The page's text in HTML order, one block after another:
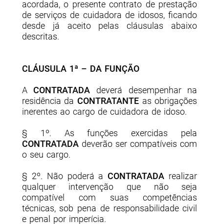
acordada, o presente contrato de prestação
de serviços de cuidadora de idosos, ficando
desde já aceito pelas cláusulas abaixo
descritas.
CLÁUSULA 1ª – DA FUNÇÃO
ACONTRATADA deverá desempenhar na
residência da CONTRATANTE as obrigações
inerentes ao cargo de cuidadora de idoso.
§ 1º. As funções exercidas pela
CONTRATADAdeverão ser compatíveis com
o seu cargo.
§ 2º. Não poderá aCONTRATADA realizar
qualquer intervenção que não seja
compatível com suas competências
técnicas, sob pena de responsabilidade civil
e penal por imperícia.